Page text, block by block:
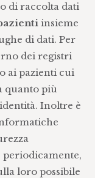
di raccolta dati
insieme
di dati. Per
dei registri
ai pazienti cui
quanto più
Inoltre è
loro possibile